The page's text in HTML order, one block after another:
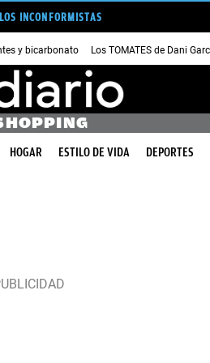
INCONFORMISTAS
y bicarbonato Los TOMATES de Dani
HOGAR ESTILO DE VIDA DEPORTES